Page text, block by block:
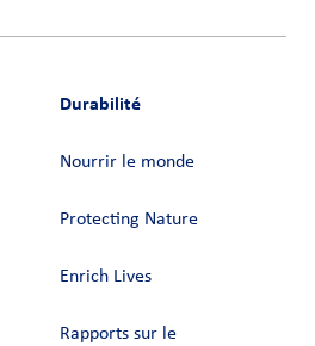
Durabilité
Nourrir le monde
Protecting Nature
Enrich Lives
Rapports sur le